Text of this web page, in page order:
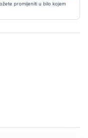
promijeniti u bilo kojem